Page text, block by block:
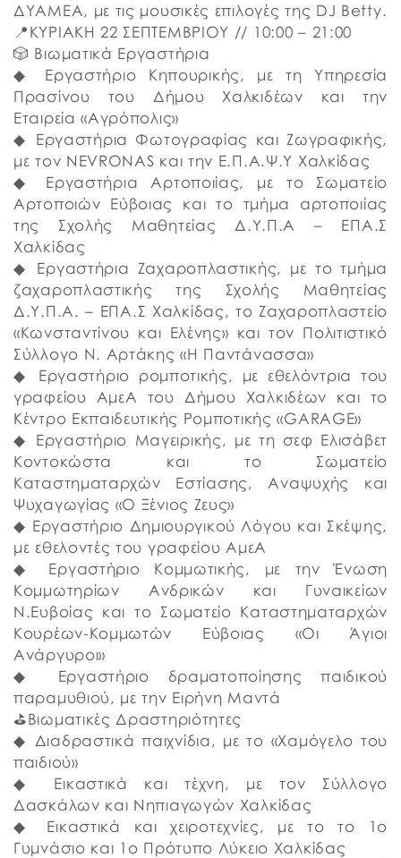
ΔΥΑΜΕΑ, με τις μουσικές επιλογές της DJ Betty.
📍ΚΥΡΙΑΚΗ 22 ΣΕΠΤΕΜΒΡΙΟΥ // 10:00 – 21:00
🎲 Βιωματικά Εργαστήρια
◆ Εργαστήριο Κηπουρικής, με τη Υπηρεσία
Πρασίνου του Δήμου Χαλκιδέων και την
Εταιρεία «Αγρόπολις»
◆ Εργαστήρια Φωτογραφίας και Ζωγραφικής,
με τον NEVRONAS και την Ε.Π.Α.Ψ.Υ Χαλκίδας
◆ Εργαστήρια Αρτοποιίας, με το Σωματείο
Αρτοποιών Εύβοιας και το τμήμα αρτοποιίας
της Σχολής Μαθητείας Δ.Υ.Π.Α – ΕΠΑ.Σ
Χαλκίδας
◆ Εργαστήρια Ζαχαροπλαστικής, με το τμήμα
ζαχαροπλαστικής της Σχολής Μαθητείας
Δ.Υ.Π.Α. – ΕΠΑ.Σ Χαλκίδας, το Ζαχαροπλαστείο
«Κωνσταντίνου και Ελένης» και τον Πολιτιστικό
Σύλλογο Ν. Αρτάκης «Η Παντάνασσα»
◆ Εργαστήριο ρομποτικής, με εθελόντρια του
γραφείου ΑμεΑ του Δήμου Χαλκιδέων και το
Κέντρο Εκπαιδευτικής Ρομποτικής «GARAGE»
◆ Εργαστήριο Μαγειρικής, με τη σεφ Ελισάβετ
Κοντοκώστα και το Σωματείο
Καταστηματαρχών Εστίασης, Αναψυχής και
Ψυχαγωγίας «Ο Ξένιος Ζευς»
◆ Εργαστήριο Δημιουργικού Λόγου και Σκέψης,
με εθελοντές του γραφείου ΑμεΑ
◆ Εργαστήριο Κομμωτικής, με την Ένωση
Κομμωτηρίων Ανδρικών και Γυναικείων
Ν.Ευβοίας και το Σωματείο Καταστηματαρχών
Κουρέων-Κομμωτών Εύβοιας «Οι Άγιοι
Ανάργυροι»
◆ Εργαστήριο δραματοποίησης παιδικού
παραμυθιού, με την Ειρήνη Μαντά
⛳️Βιωματικές Δραστηριότητες
◆ Διαδραστικά παιχνίδια, με το «Χαμόγελο του
παιδιού»
◆ Εικαστικά και τέχνη, με τον Σύλλογο
Δασκάλων και Νηπιαγωγών Χαλκίδας
◆ Εικαστικά και χειροτεχνίες, με το το 1ο
Γυμνάσιο και 1ο Πρότυπο Λύκειο Χαλκίδας